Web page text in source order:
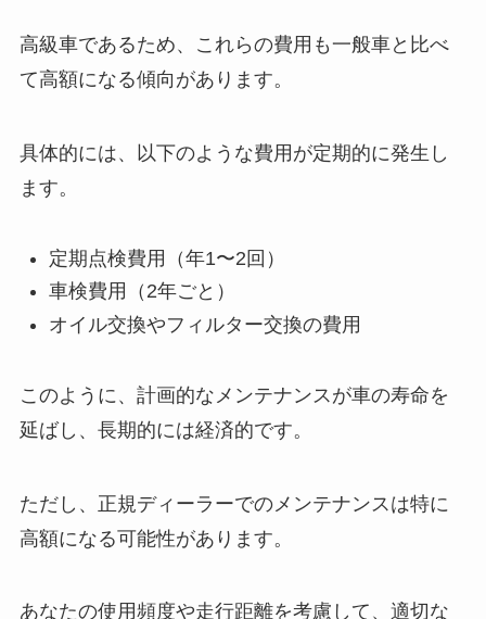
高級車であるため、これらの費用も一般車と比べ
て高額になる傾向があります。
具体的には、以下のような費用が定期的に発生し
ます。
定期点検費用（年1〜2回）
車検費用（2年ごと）
オイル交換やフィルター交換の費用
このように、計画的なメンテナンスが車の寿命を
延ばし、長期的には経済的です。
ただし、正規ディーラーでのメンテナンスは特に
高額になる可能性があります。
あなたの使用頻度や走行距離を考慮して、適切な